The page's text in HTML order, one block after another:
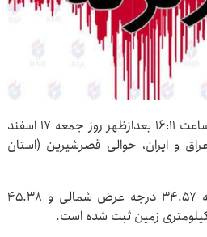
مهر نوشت: زمین‌لرزه ای در ساعت ۱۶:۱۱ بعدازظهر روز جمعه ۱۷ اسفند
عراق و ایران، حوالی قصرشیرین (استان
مختصات جغرافیایی این زلزله ۳۴.۵۷ درجه عرض شمالی و ۴۵.۳۸